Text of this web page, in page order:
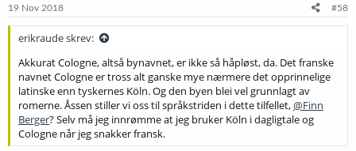
e
19 Nov 2018 #58
erikraude skrev:
Akkurat Cologne, altså bynavnet, er ikke så håpløst, da. Det franske
navnet Cologne er tross alt ganske mye nærmere det opprinnelige
latinske enn tyskernes Köln. Og den byen blei vel grunnlagt av
romerne. Åssen stiller vi oss til språkstriden i dette tilfellet,@Finn
Berger? Selv må jeg innrømme at jeg bruker Köln i dagligtale og
Cologne når jeg snakker fransk.